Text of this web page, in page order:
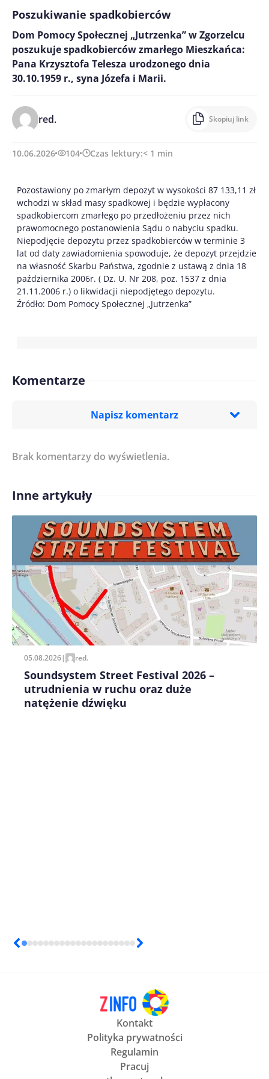
Poszukiwanie spadkobierców
Dom Pomocy Społecznej „Jutrzenka” w Zgorzelcu
poszukuje spadkobierców zmarłego Mieszkańca:
Pana Krzysztofa Telesza urodzonego dnia
30.10.1959 r., syna Józefa i Marii.
red. Skopiuj link
10.06.2026 104 Czas lektury:< 1 min
Pozostawiony po zmarłym depozyt w wysokości 87 133,11 zł
wchodzi w skład masy spadkowej i będzie wypłacony
spadkobiercom zmarłego po przedłożeniu przez nich
prawomocnego postanowienia Sądu o nabyciu spadku.
Niepodjęcie depozytu przez spadkobierców w terminie 3
lat od daty zawiadomienia spowoduje, że depozyt przejdzie
na własność Skarbu Państwa, zgodnie z ustawą z dnia 18
października 2006r. ( Dz. U. Nr 208, poz. 1537 z dnia
21.11.2006 r.) o likwidacji niepodjętego depozytu.
Źródło: Dom Pomocy Społecznej „Jutrzenka”
Komentarze
Napisz komentarz
Treść komentarza*
Imię/ Nick*
Zapamiętaj moje dane w tej przeglądarce podczas
pisania kolejnych komentarzy.
Brak komentarzy do wyświetlenia.
Inne artykuły
05.08.2026| red.
Soundsystem Street Festival 2026 –
utrudnienia w ruchu oraz duże
natężenie dźwięku
Kontakt
Polityka prywatności
Regulamin
Pracuj